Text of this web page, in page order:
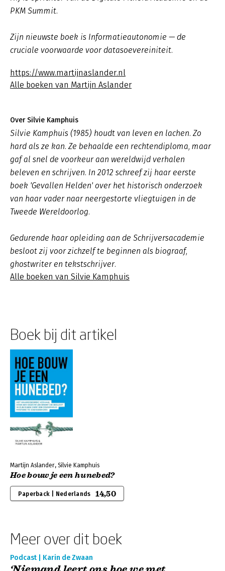
PKM Summit.
Zijn nieuwste boek is Informatieautonomie — de
cruciale voorwaarde voor datasoevereiniteit.
https://www.martijnaslander.nl
Alle boeken van Martijn Aslander
Over Silvie Kamphuis
Silvie Kamphuis (1985) houdt van leven en lachen. Zo
hard als ze kan. Ze behaalde een rechtendiploma, maar
gaf al snel de voorkeur aan wereldwijd verhalen
beleven en schrijven. In 2012 schreef zij haar eerste
boek 'Gevallen Helden' over het historisch onderzoek
van haar vader naar neergestorte vliegtuigen in de
Tweede Wereldoorlog.
Gedurende haar opleiding aan de Schrijversacademie
besloot zij voor zichzelf te beginnen als biograaf,
ghostwriter en tekstschrijver.
Alle boeken van Silvie Kamphuis
Boek bij dit artikel
Martijn Aslander, Silvie Kamphuis
Hoe bouw je een hunebed?
Paperback | Nederlands 14,50
Meer over dit boek
Podcast | Karin de Zwaan